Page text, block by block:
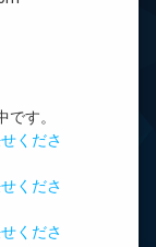
です。
くださ
くださ
くださ